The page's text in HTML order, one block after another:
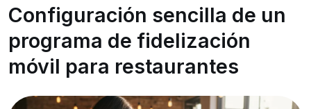
Configuración sencilla de un
programa de fidelización
móvil para restaurantes